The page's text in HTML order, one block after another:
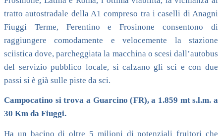
tratto autostradale della A1 compreso tra i caselli di Anagni
Fiuggi Terme, Ferentino e Frosinone consentono di
raggiungere comodamente e velocemente la stazione
sciistica dove, parcheggiata la macchina o scesi dall’autobus
del servizio pubblico locale, si calzano gli sci e con due
passi si è già sulle piste da sci.
Campocatino si trova a Guarcino (FR), a 1.859 mt s.l.m. a
30 Km da Fiuggi.
Ha un bacino di oltre 5 milioni di potenziali fruitori che